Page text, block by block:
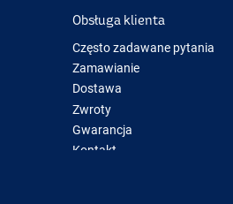
Obsługa klienta
Często zadawane pytania
Zamawianie
Dostawa
Zwroty
Gwarancja
Kontakt